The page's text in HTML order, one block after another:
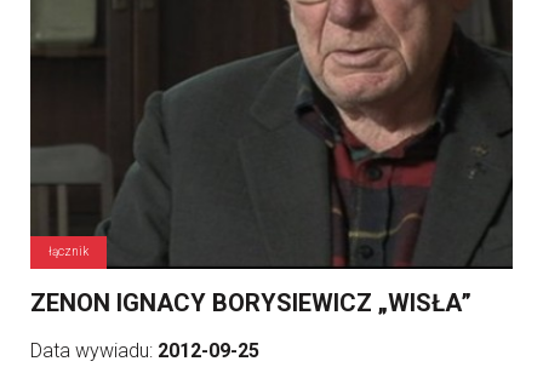
łącznik
ZENON IGNACY BORYSIEWICZ „WISŁA”
Data wywiadu: 2012-09-25